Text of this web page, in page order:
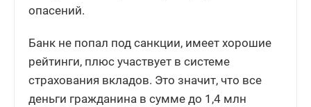
опасений.
Банк не попал под санкции, имеет хорошие
рейтинги, плюс участвует в системе
страхования вкладов. Это значит, что все
деньги гражданина в сумме до 1,4 млн